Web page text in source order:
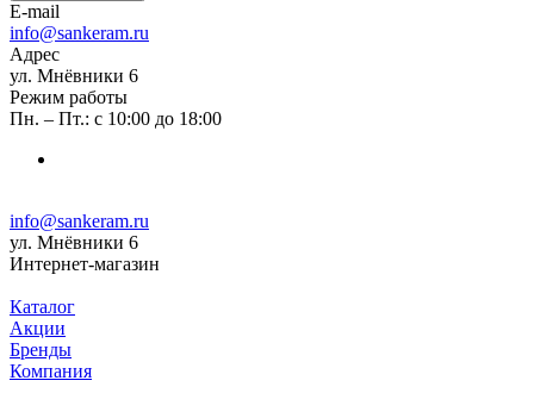
E-mail
info@sankeram.ru
Адрес
ул. Мнёвники 6
Режим работы
Пн. – Пт.: с 10:00 до 18:00
info@sankeram.ru
ул. Мнёвники 6
Интернет-магазин
Каталог
Акции
Бренды
Компания